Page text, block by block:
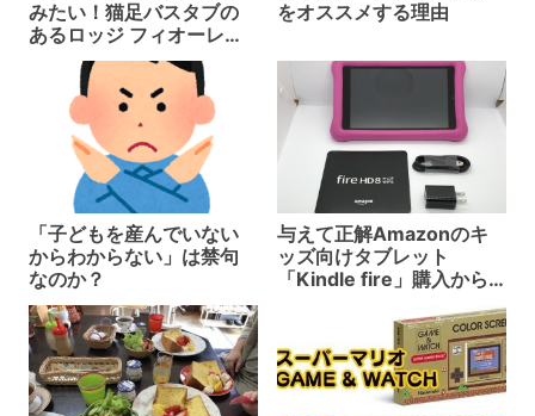
みたい！猫足バスタブの
あるロッジ フィオーレ志
をオススメする理由
「子どもを産んでいない
からわからない」は禁句
なのか？
与えて正解Amazonのキ
ッズ向けタブレット
「Kindle fire」購入から1